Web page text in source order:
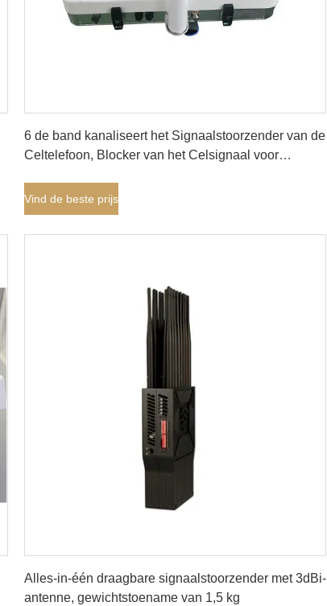
6 de band kanaliseert het Signaalstoorzender van de
Celtelefoon, Blocker van het Celsignaal voor
Vind de beste prijs
Alles-in-één draagbare signaalstoorzender met 3dBi-
antenne, gewichtstoename van 1,5 kg